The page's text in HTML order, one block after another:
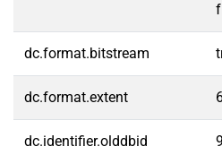
dc.format.bitstream
dc.format.extent
dc.identifier.olddbid